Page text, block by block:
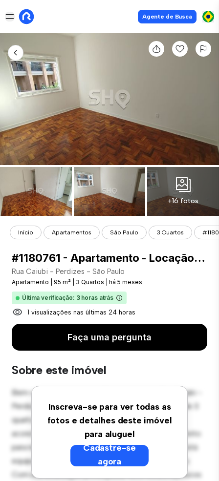
Agente de Busca
+16 fotos
Início Apartamentos São Paulo 3 Quartos
#1180761 - Apartamento - Locação com 95.00 m² , 3 Quarto(s), por R$ 4.980
Rua Caiubi - Perdizes - São Paulo
Apartamento 95 m² 3 Quartos há 5 meses
Última verificação: 3 horas atrás
1 visualizações nas últimas 24 horas
Faça uma pergunta
Sobre este imóvel
Inscreva-se para ver todas as
fotos e detalhes deste imóvel
para aluguel
Cadastre-se
agora
Bem-vindo ao seu novo refúgio urbano em Rua Caiubi -
Perdizes - São Paulo! Este moderno apartamento de 3
quartos oferece um espaço de vida elegante e
aconchegante. O layout em conceito aberto é perfeito
para receber convidados, e a cozinha sofisticada está
equipada com eletrodomésticos de última geração.
Com sua localização privilegiada, você estará a poucos